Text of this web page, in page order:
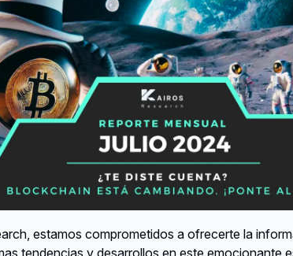
estamos comprometidos a ofrecerte la
tendencias y desarrollos en este emocionante